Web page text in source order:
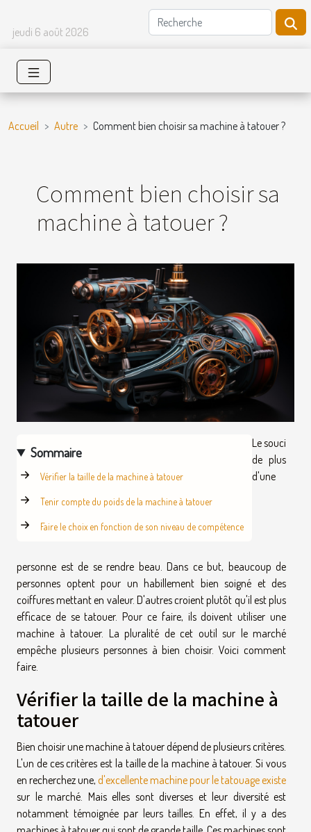
jeudi 6 août 2026
Accueil Autre Comment bien choisir sa machine à tatouer ?
Comment bien choisir sa
machine à tatouer ?
Sommaire
Vérifier la taille de la machine à tatouer
Tenir compte du poids de la machine à tatouer
Faire le choix en fonction de son niveau de compétence
Le souci
de plus
d'une
personne est de se rendre beau. Dans ce but, beaucoup de
personnes optent pour un habillement bien soigné et des
coiffures mettant en valeur. D'autres croient plutôt qu'il est plus
efficace de se tatouer. Pour ce faire, ils doivent utiliser une
machine à tatouer. La pluralité de cet outil sur le marché
empêche plusieurs personnes à bien choisir. Voici comment
faire.
Vérifier la taille de la machine à
tatouer
Bien choisir une machine à tatouer dépend de plusieurs critères.
L'un de ces critères est la taille de la machine à tatouer. Si vous
en recherchez une, d'excellente machine pour le tatouage existe
sur le marché. Mais elles sont diverses et leur diversité est
notamment témoignée par leurs tailles. En effet, il y a des